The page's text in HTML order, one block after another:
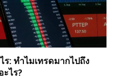
: ทำไมเทรดมากไปถึง
ไร?